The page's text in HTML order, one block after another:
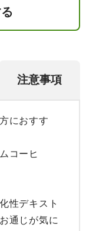
注意事項
におすす
コーヒ
性デキスト
通じが気に